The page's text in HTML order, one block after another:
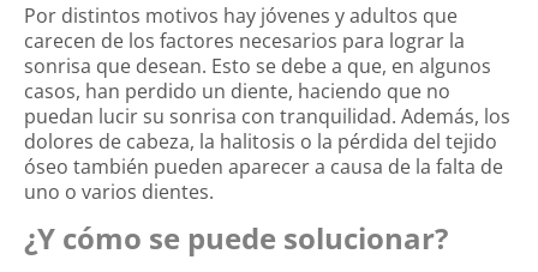
Por distintos motivos hay jóvenes y adultos que
carecen de los factores necesarios para lograr la
sonrisa que desean. Esto se debe a que, en algunos
casos, han perdido un diente, haciendo que no
puedan lucir su sonrisa con tranquilidad. Además, los
dolores de cabeza, la halitosis o la pérdida del tejido
óseo también pueden aparecer a causa de la falta de
uno o varios dientes.
¿Y cómo se puede solucionar?